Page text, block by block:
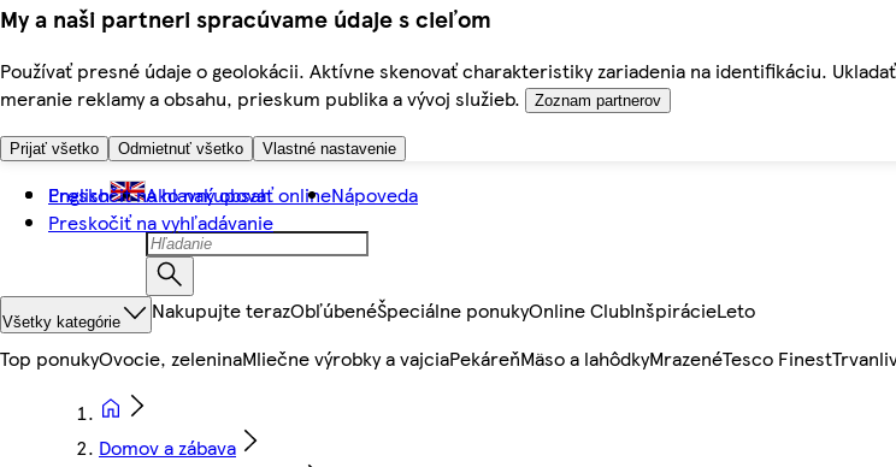
My a naši partneri spracúvame údaje s cieľom
Používať presné údaje o geolokácii. Aktívne skenovať charakteristiky zariadenia na identifikáciu.
meranie reklamy a obsahu, prieskum publika a vývoj služieb.
Zoznam partnerov
Prijať všetko Odmietnuť všetko Vlastné nastavenie
Preskočiť na hlavný obsah
Preskočiť na vyhľadávanie
English Ako nakupovať onlineNápoveda
Všetky kategórie Nakupujte terazObľúbenéŠpeciálne ponukyOnline ClubInšpirácieLeto
Top ponukyOvocie, zeleninaMliečne výrobky a vajciaPekáreňMäso a lahôdkyMrazenéTesco Finest
Domov a zábava